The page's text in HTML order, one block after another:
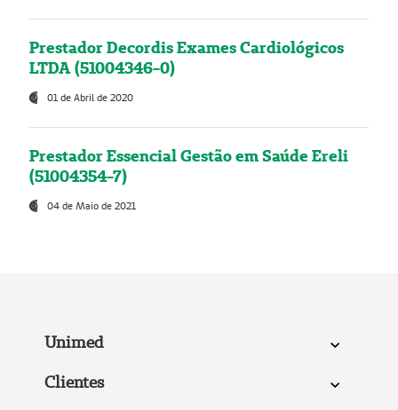
Prestador Decordis Exames Cardiológicos
LTDA (51004346-0)
01 de Abril de 2020
Prestador Essencial Gestão em Saúde Ereli
(51004354-7)
04 de Maio de 2021
Unimed
Clientes